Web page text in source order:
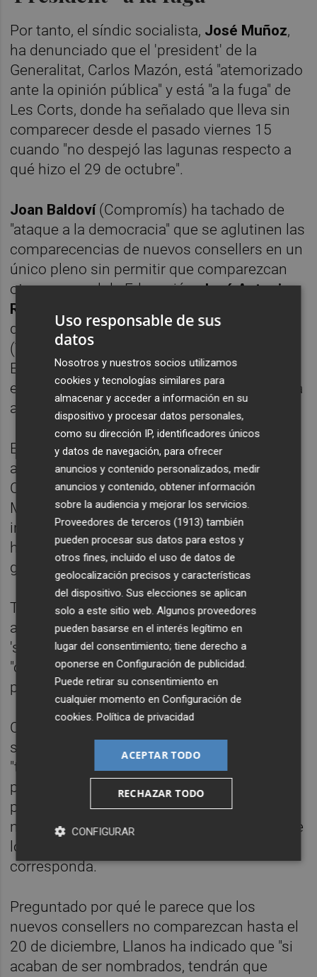
Por tanto, el síndic socialista, José Muñoz,
ha denunciado que el 'president' de la
Generalitat, Carlos Mazón, está "atemorizado
ante la opinión pública" y está "a la fuga" de
Les Corts, donde ha señalado que lleva sin
comparecer desde el pasado viernes 15
cuando "no despejó las lagunas respecto a
qué hizo el 29 de octubre".
Joan Baldoví(Compromís) ha tachado de
"ataque a la democracia" que se aglutinen las
comparecencias de nuevos consellers en un
único pleno sin permitir que comparezcan
otros como el de Educación,José Antonio
Rovira
del domingo en un colegio de Massanassa
(Valencia). "Consellerias como la de
Educación, Sanidad o Servicios Sociales
están desaparecidas de la faz de la tierra", ha
aseverado.
Es más, ha acusado al PP de no haber
aceptado la pregunta que registró
Compromís para la sesión de control a
Mazón de este jueves, en la que le
interrogaba "por qué se aferra al cargo y no
ha dimitido después de su negligente
gestión durante y después de la Dana".
Tanto PSPV como Compromís han acusado
a Vox de estar "más preocupado de salvar al
'soldado' Mazón" que de ejercer su labor de
"oposición real" al Consell, del que este
partido dejó de formar parte el pasado julio.
Como síndic de Vox,José Mª Llanos
sostenido que su grupo ha solicitado que
"todos los consellers" comparezcan en
pleno, pero ha remarcado que "si no es a
petición propia o por unanimidad de la junta
no es posible", por lo que ha garantizado que
lo propondrán en las comisiones en las que
corresponda.
Preguntado por qué le parece que los
nuevos consellers no comparezcan hasta el
20 de diciembre, Llanos ha indicado que "si
acaban de ser nombrados, tendrán que
Uso responsable de sus
datos
Nosotros y nuestros socios utilizamos
cookies y tecnologías similares para
almacenar y acceder a información en su
dispositivo y procesar datos personales,
como su dirección IP, identificadores únicos
y datos de navegación, para ofrecer
anuncios y contenido personalizados, medir
anuncios y contenido, obtener información
sobre la audiencia y mejorar los servicios.
Proveedores de terceros (1913) también
pueden procesar sus datos para estos y
otros fines, incluido el uso de datos de
geolocalización precisos y características
del dispositivo. Sus elecciones se aplican
solo a este sitio web. Algunos proveedores
pueden basarse en el interés legítimo en
lugar del consentimiento; tiene derecho a
oponerse enConfiguración de publicidad.
Puede retirar su consentimiento en
cualquier momento enConfiguración de
cookies.Política de privacidad
ACEPTAR TODO
RECHAZAR TODO
CONFIGURAR